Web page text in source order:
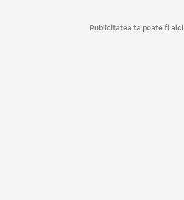
Publicitatea ta poate fi aici